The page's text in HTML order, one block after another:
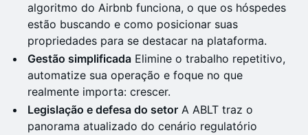
algoritmo do Airbnb funciona, o que os hóspedes
estão buscando e como posicionar suas
propriedades para se destacar na plataforma.
Gestão simplificada Elimine o trabalho repetitivo,
automatize sua operação e foque no que
realmente importa: crescer.
Legislação e defesa do setor A ABLT traz o
panorama atualizado do cenário regulatório